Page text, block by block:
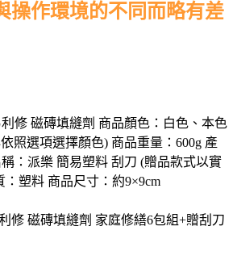
操作環境的不同而略有差
修 磁磚填縫劑 商品顏色：白色、本色
照選項選擇顏色) 商品重量：600g 產
：派樂 簡易塑料 刮刀 (贈品款式以實
：塑料 商品尺寸：約9×9cm
修 磁磚填縫劑 家庭修繕6包組+贈刮刀